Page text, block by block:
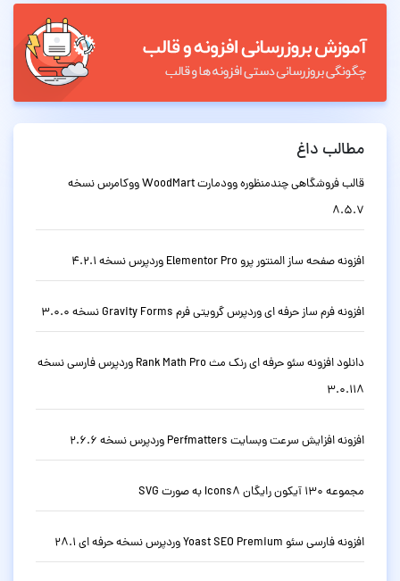
مطالب داغ
قالب فروشگاهی چندمنظوره وودمارت WoodMart ووکامرس نسخه
8.5.7
افزونه صفحه ساز المنتور پرو Elementor Pro وردپرس نسخه 4.2.1
افزونه فرم ساز حرفه ای وردپرس گرویتی فرم Gravity Forms نسخه 3.0.0
دانلود افزونه سئو حرفه ای رنک مث Rank Math Pro وردپرس فارسی نسخه
3.0.118
افزونه افزایش سرعت وبسایت Perfmatters وردپرس نسخه 2.6.6
مجموعه 130 آیکون رایگان Icons8 به صورت SVG
افزونه فارسی سئو Yoast SEO Premium وردپرس نسخه حرفه ای 28.1